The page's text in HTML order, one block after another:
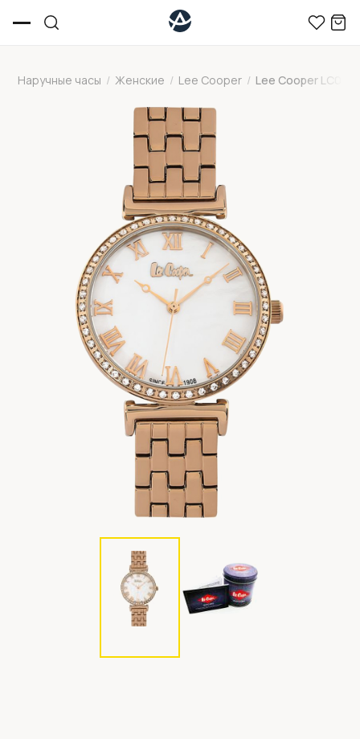
Наручные часы / Женские / Lee Cooper / Lee Cooper